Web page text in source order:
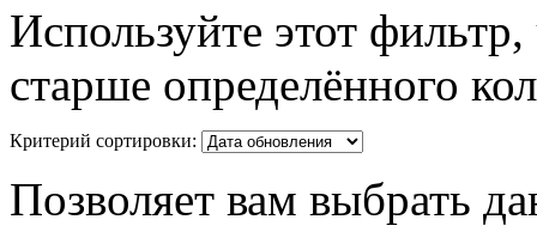
Используйте этот
старше определённого
Критерий сортировки:
Позволяет вам выбрать